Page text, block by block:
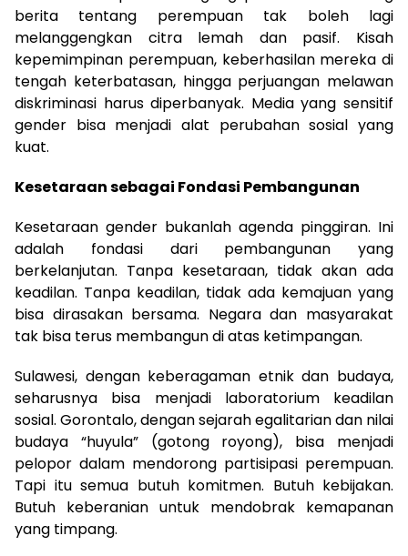
berita tentang perempuan tak boleh lagi
melanggengkan citra lemah dan pasif. Kisah
kepemimpinan perempuan, keberhasilan mereka di
tengah keterbatasan, hingga perjuangan melawan
diskriminasi harus diperbanyak. Media yang sensitif
gender bisa menjadi alat perubahan sosial yang
kuat.
Kesetaraan sebagai Fondasi Pembangunan
Kesetaraan gender bukanlah agenda pinggiran. Ini
adalah fondasi dari pembangunan yang
berkelanjutan. Tanpa kesetaraan, tidak akan ada
keadilan. Tanpa keadilan, tidak ada kemajuan yang
bisa dirasakan bersama. Negara dan masyarakat
tak bisa terus membangun di atas ketimpangan.
Sulawesi, dengan keberagaman etnik dan budaya,
seharusnya bisa menjadi laboratorium keadilan
sosial. Gorontalo, dengan sejarah egalitarian dan nilai
budaya “huyula” (gotong royong), bisa menjadi
pelopor dalam mendorong partisipasi perempuan.
Tapi itu semua butuh komitmen. Butuh kebijakan.
Butuh keberanian untuk mendobrak kemapanan
yang timpang.